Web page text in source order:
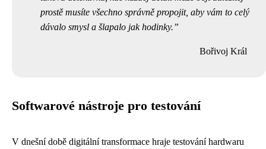
prostě musíte všechno správně propojit, aby vám to celý
dávalo smysl a šlapalo jak hodinky.
Bořivoj Král
Softwarové nástroje pro testování
V dnešní době digitální transformace hraje testování hardwaru